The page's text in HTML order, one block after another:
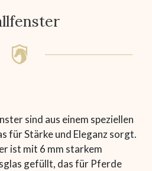
sind aus einem speziellen
für Stärke und Eleganz sorgt.
ist mit 6 mm starkem
gefüllt, das für Pferde